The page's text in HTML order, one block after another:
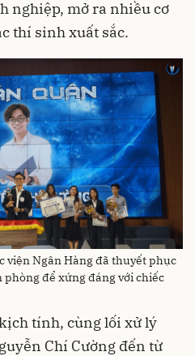
nghiệp, mở ra nhiều cơ
thí sinh xuất sắc.
viện Ngân Hàng đã thuyết phục
phòng để xứng đáng với chiếc
tính, cùng lối xử lý
Chí Cường đến từ